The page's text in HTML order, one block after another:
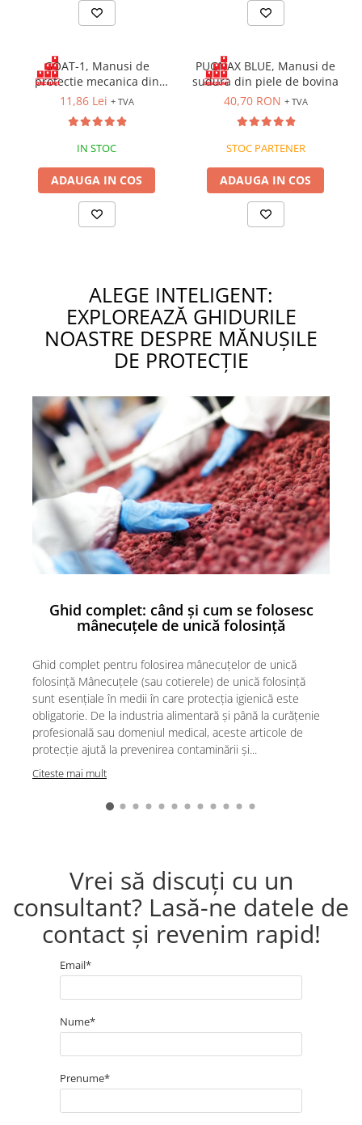
Saboți și papuci
Saboți de lucru O1
Saboți de protecție OB
Saboți de protecție SB
Sandale de protecție OB
Sandale de lucru O1
Sandale de protecție SB
Sandale de protecție S1
PROTECȚIA MÂINILOR
Mănuși de protecție
Protecție mecanică
Protecție tăiere
Protecție chimică si biologică
Protecție sudură
Protecție termică (căldură)
Protecție termică (frig)
Anti-vibrații
Protecție descărcări electrostatice
(ESD)
Electroizolante
Protecție specială
Riscuri minime
Mânecuțe (Cotiere)
Accesorii
CĂȘTI DE PROTECȚIE
Ochelari de protecție
Măști și geamuri de sudură
Viziere
PROTECȚIE AUDITIVĂ
Antifoane externe
Antifoane externe cu prindere pe
Antifoane interne de unică
Antifoane interne reutilizabile
Antifoane interne cu fir
PROTECȚIE RESPIRATORIE
Protecție respiratorie de unică
Măști integrale reutilizabile
Accesorii protectie respiratorie
LUCRU LA ÎNĂLȚIME
GOAT-1, Manusi de
protectie mecanica din
piele de capra
11,86 Lei + TVA
IN STOC
ADAUGA IN COS
PUGNAX BLUE, Manusi de
sudura din piele de bovina
40,70 RON + TVA
STOC PARTENER
ADAUGA IN COS
ALEGE INTELIGENT:
EXPLOREAZĂ GHIDURILE
NOASTRE DESPRE MĂNUȘILE
DE PROTECȚIE
Ghid complet: când și cum se folosesc
mânecuțele de unică folosință
Ghid complet pentru folosirea mânecuțelor de unică
folosință Mânecuțele (sau cotierele) de unică folosință
sunt esențiale în medii în care protecția igienică este
obligatorie. De la industria alimentară și până la curățenie
profesională sau domeniul medical, aceste articole de
protecție ajută la prevenirea contaminării și...
Citeste mai mult
Vrei să discuți cu un
consultant? Lasă-ne datele de
contact și revenim rapid!
Email*
Nume*
Prenume*